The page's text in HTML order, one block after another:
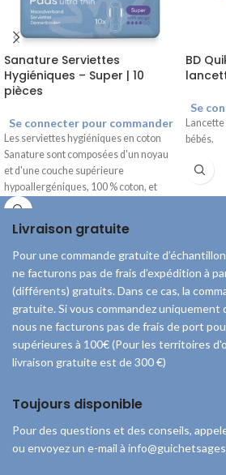
Sanature Serviettes
Hygiéniques – Super | 10
pièces
Se connecter pour commander
Les serviettes hygiéniques en coton
Sanature sont composées d'un noyau
et d'une couche supérieure
hypoallergéniques, 100 % coton, et
sont exemptes de chlore et de parfum.
et empêchent le pansement de glisser.
BD
Se
bébés.
Livraison gratuite
Pour une commande gratuite
ne facturons pas de frais d’expédition à
(différents) gratuits. Dans ce cas, la
gratuite. Si vous commandez uniquement
nous ne facturons pas de frais de port
supérieures à 100€ (Pour les territoires
livraison gratuite est de 300 €)
Toujours disponible
Pour des questions et des conseils,
ou envoyez un e-mail à